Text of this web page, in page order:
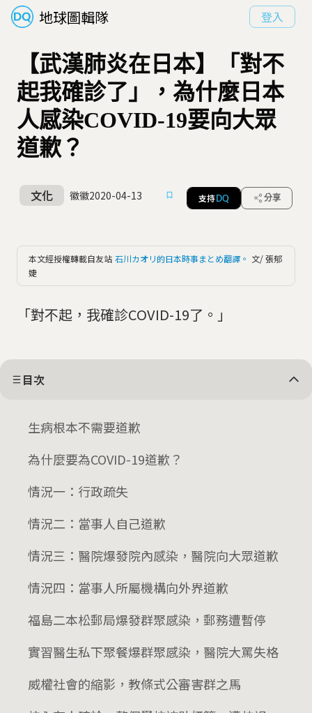
地球圖輯隊 登入
【武漢肺炎在日本】「對不
起我確診了」，為什麼日本
人感染COVID-19要向大眾
道歉？
文化 徽徽2020-04-13 支持 DQ 分享
本文經授權轉載自友站 石川カオリ的日本時事まとめ翻譯。 文/ 張郁
婕
「對不起，我確診COVID-19了。」
目次
生病根本不需要道歉
為什麼要為COVID-19道歉？
情況一：行政疏失
情況二：當事人自己道歉
情況三：醫院爆發院內感染，醫院向大眾道歉
情況四：當事人所屬機構向外界道歉
福島二本松郵局爆發群聚感染，郵務遭暫停
實習醫生私下聚餐爆群聚感染，醫院大罵失格
威權社會的縮影，教條式公審害群之馬